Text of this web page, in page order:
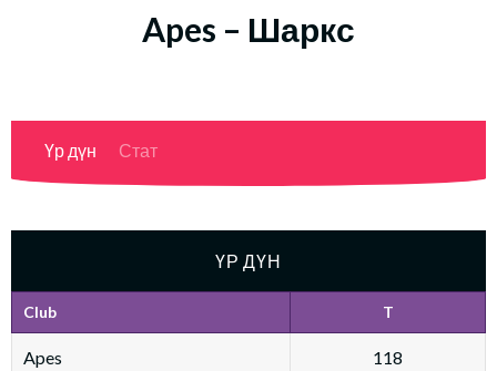
Apes – Шаркс
Үр дүн Стат
ҮР ДҮН
Club T
Apes 118